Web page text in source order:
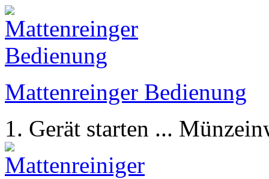
Mattenreinger Bedienung
1. Gerät starten ...